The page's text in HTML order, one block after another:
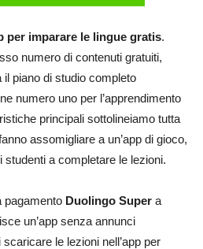
per imparare le lingue gratis.
numero di contenuti gratuiti,
piano di studio completo
numero uno per l’apprendimento
principali sottolineiamo tutta
assomigliare a un’app di gioco,
a completare le lezioni.
pagamento Duolingo Super a
un’app senza annunci
le lezioni nell’app per